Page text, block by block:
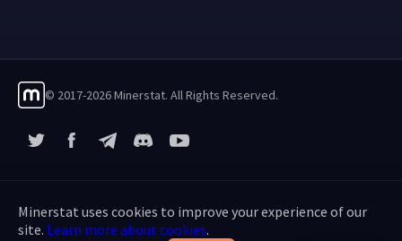
© 2017-2026 Minerstat. All Rights Reserved.
FacebookTelegramYouTube
Minerstat uses cookies to improve your experience of our
site. Learn more about cookies.